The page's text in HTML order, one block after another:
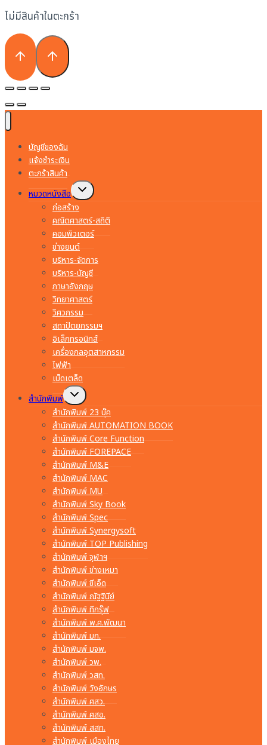
ไม่มีสินค้าในตะกร้า
บัญชีของฉัน
แจ้งชำระเงิน
ตะกร้าสินค้า
หมวดหนังสือ
Toggle
child
menu
ก่อสร้าง
คณิตศาสตร์-สถิติ
คอมพิวเตอร์
ช่างยนต์
บริหาร-จัดการ
บริหาร-บัญชี
ภาษาอังกฤษ
วิทยาศาสตร์
วิศวกรรม
สถาปัตยกรรมฯ
อิเล็กทรอนิกส์
เครื่องกลอุตสาหกรรม
ไฟฟ้า
เบ็ดเตล็ด
สำนักพิมพ์
Toggle
child
menu
สำนักพิมพ์ 23 บุ๊ค
สำนักพิมพ์ AUTOMATION BOOK
สำนักพิมพ์ Core Function
สำนักพิมพ์ FOREPACE
สำนักพิมพ์ M&E
สำนักพิมพ์ MAC
สำนักพิมพ์ MU
สำนักพิมพ์ Sky Book
สำนักพิมพ์ Spec
สำนักพิมพ์ Synergysoft
สำนักพิมพ์ TOP Publishing
สำนักพิมพ์ จุฬาฯ
สำนักพิมพ์ ช่างเหมา
สำนักพิมพ์ ซีเอ็ด
สำนักพิมพ์ ณัฐฐินีย์
สำนักพิมพ์ ทีกรุ๊ฟ
สำนักพิมพ์ พ.ศ.พัฒนา
สำนักพิมพ์ มก.
สำนักพิมพ์ มจพ.
สำนักพิมพ์ วพ.
สำนักพิมพ์ วสท.
สำนักพิมพ์ วังอักษร
สำนักพิมพ์ ศสว.
สำนักพิมพ์ ศสอ.
สำนักพิมพ์ สสท.
สำนักพิมพ์ เมืองไทย